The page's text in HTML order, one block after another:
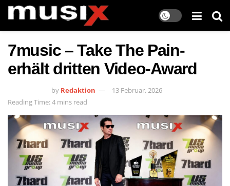
7music – Take The Pain-
erhält dritten Video-Award
by Redaktion
13 Februar, 2026
Reading Time: 4 mins read